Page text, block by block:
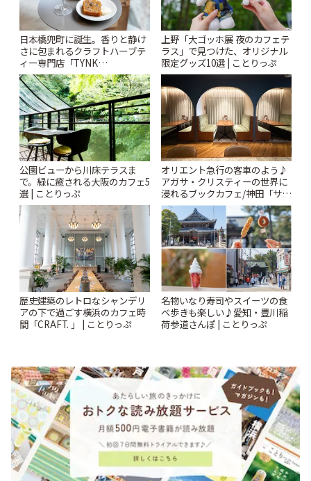
日本橋兜町に誕生。香りと静け
さに包まれるクラフトハーブテ
ィー専門店「TYNK
Kabutocho」 | ことりっぷ
上野「大ゴッホ展 夜のカフェテ
ラス」で見つけた、オリジナル
限定グッズ10選 | ことりっぷ
公園ビューから川床テラスま
で。緑に癒される大阪のカフェ5
選 | ことりっぷ
オリエント急行の客車のよう♪
アガサ・クリスティーの世界に
浸れるブックカフェ/神田「サロ
ンクリスティ」 | ことりっぷ
歴史建築のレトロなシャンデリ
アの下で過ごす横浜のカフェ時
間「CRAFT. 」 | ことりっぷ
名物いなり寿司やスイーツの食
べ歩きも楽しい♪愛知・豊川稲
荷参道さんぽ | ことりっぷ